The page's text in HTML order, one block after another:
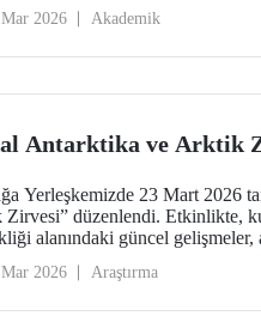
ve Yapı Mühendisliği”nde ise
2026 Akademik
Antarktika ve Arktik
Yerleşkemizde 23 Mart 2026
düzenlendi. Etkinlikte,
alanındaki güncel gelişmeler,
2026 Araştırma